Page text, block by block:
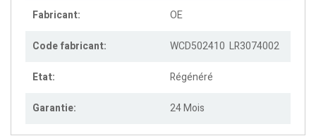
Fabricant: OE
Code fabricant: WCD502410 LR3074002
Etat: Régénéré
Garantie: 24 Mois